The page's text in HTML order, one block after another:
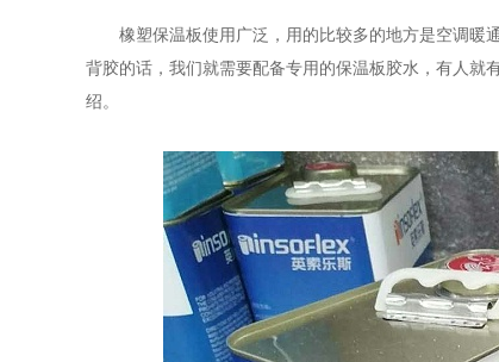
橡塑保温板使用广泛，用的比较多的地方是空调暖
背胶的话，我们就需要配备专用的保温板胶水，有人就
绍。